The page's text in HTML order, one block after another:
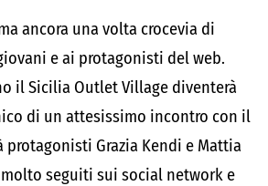
ancora una volta crocevia di
e ai protagonisti del web.
il Sicilia Outlet Village diventerà
di un attesissimo incontro con il
protagonisti Grazia Kendi e Mattia
seguiti sui social network e